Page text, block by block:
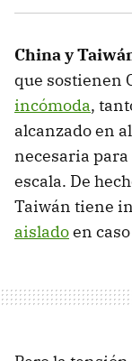
China y
que sostienen
incómoda,
alcanzado en
necesaria
escala. De
Taiwán tiene
aisladoen